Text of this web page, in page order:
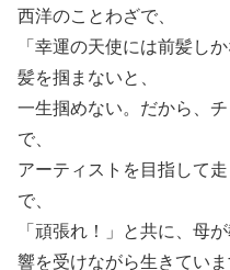
西洋のことわざで、
「幸運の天使には前髪し
髪を掴まないと、
一生掴めない。だから、
で、
アーティストを目指して
で、
「頑張れ！」と共に、母
響を受けながら生きていま